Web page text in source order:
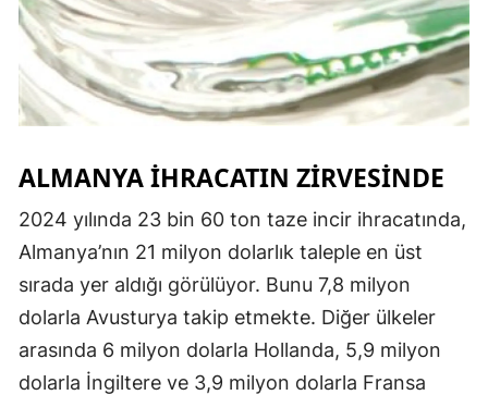
ALMANYA İHRACATIN ZIRVESINDE
2024 yılında 23 bin 60 ton taze incir ihracatında,
Almanya’nın 21 milyon dolarlık taleple en üst
sırada yer aldığı görülüyor. Bunu 7,8 milyon
dolarla Avusturya takip etmekte. Diğer ülkeler
arasında 6 milyon dolarla Hollanda, 5,9 milyon
dolarla İngiltere ve 3,9 milyon dolarla Fransa